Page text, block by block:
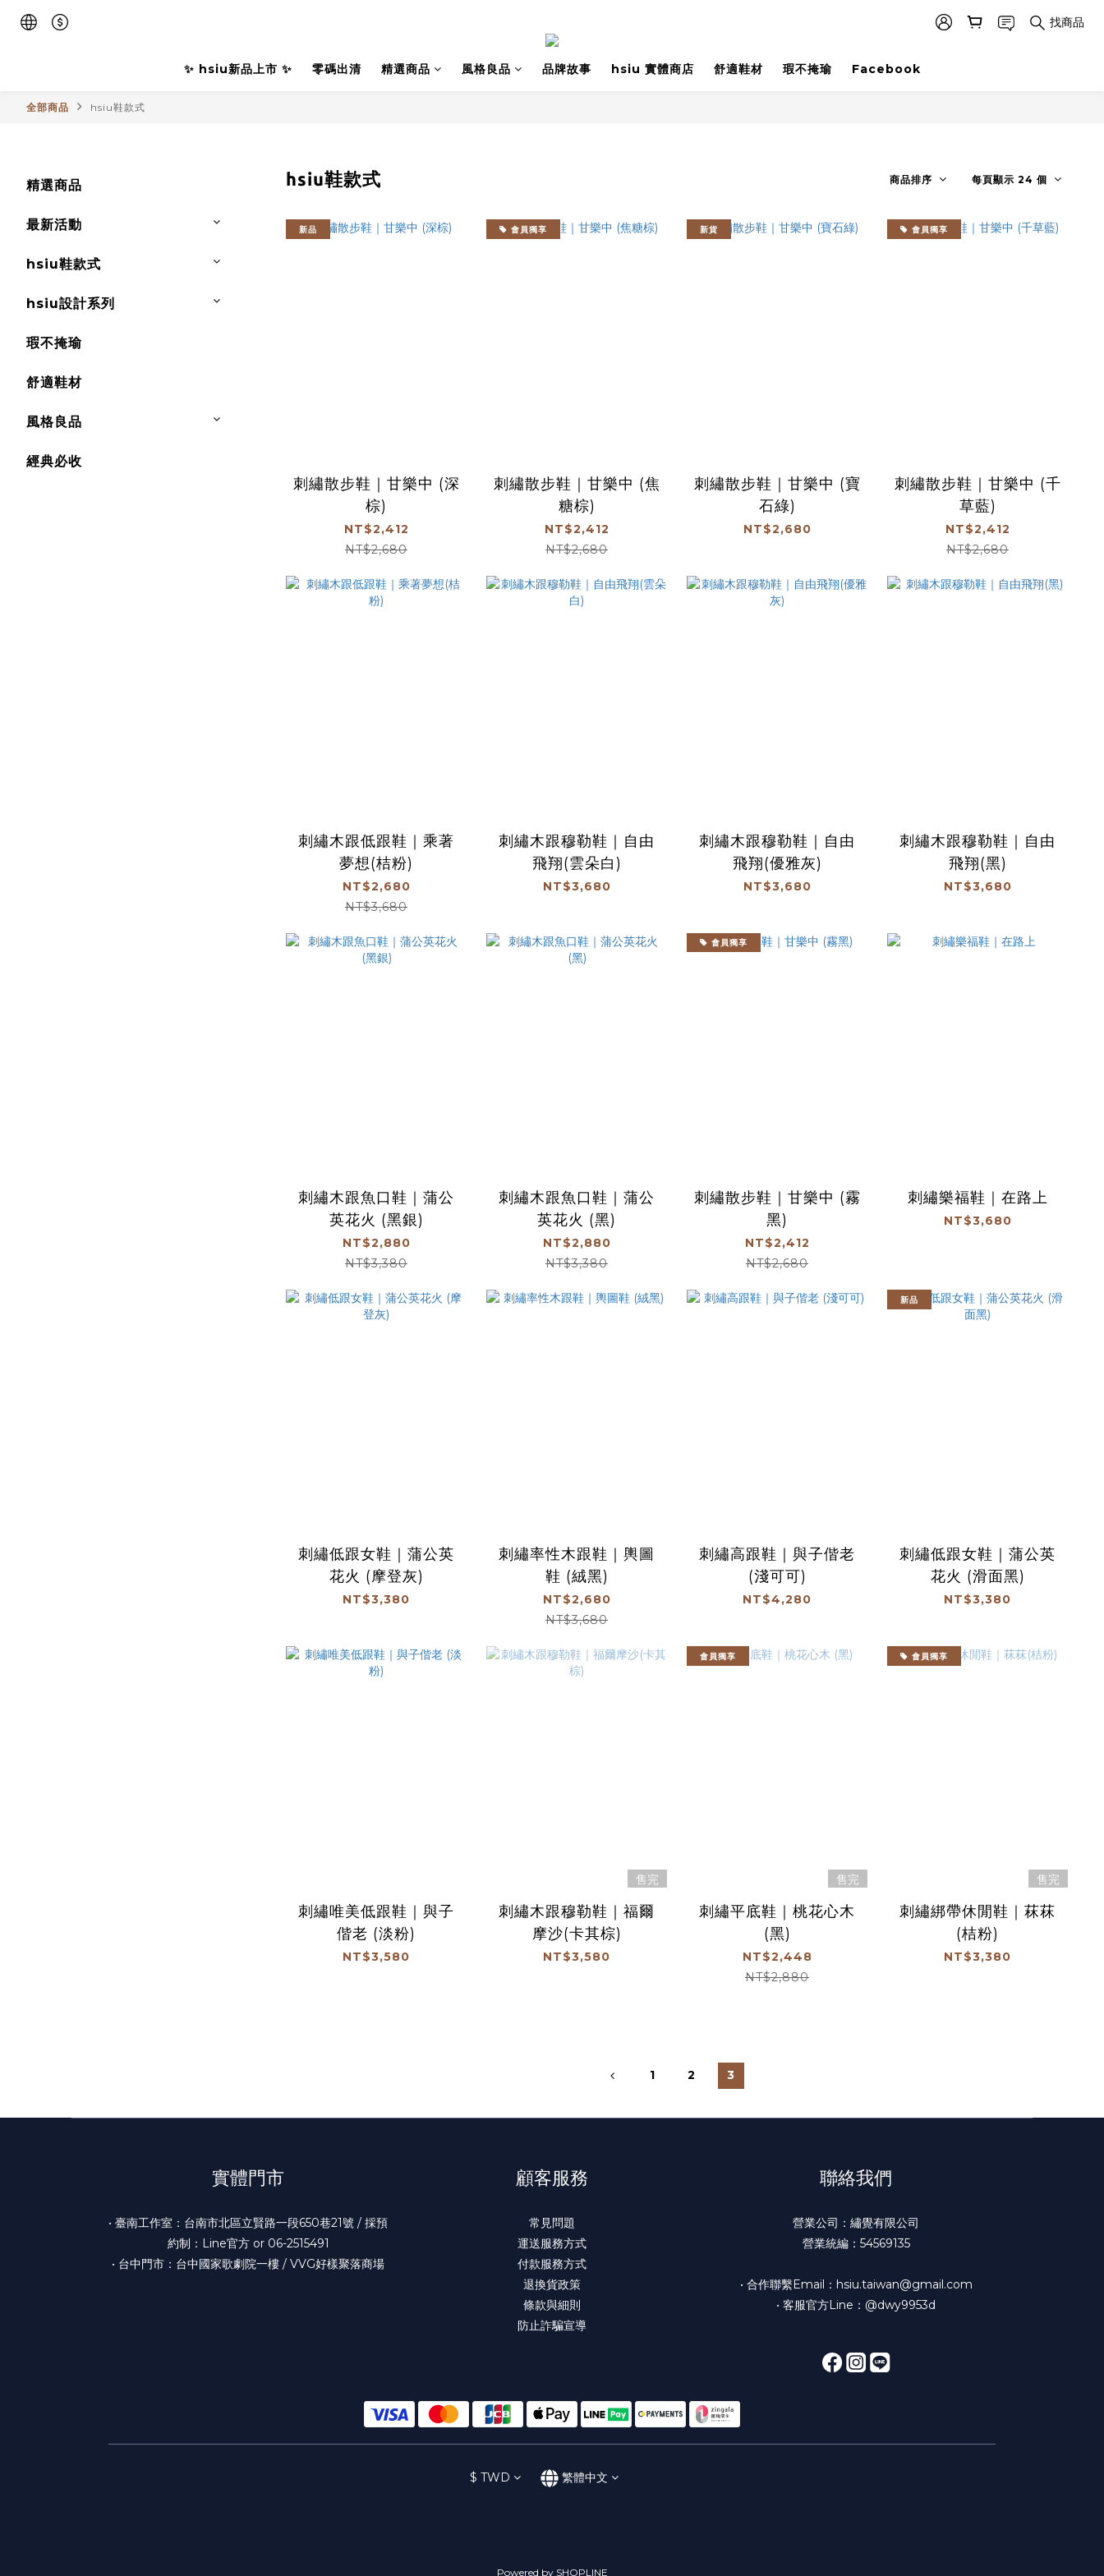
找商品
✨ hsiu新品上市 ✨ 零碼出清 精選商品 風格良品 品牌故事 hsiu 實體商店 舒適鞋材 瑕不掩瑜 Facebook
全部商品 hsiu鞋款式
精選商品
最新活動
hsiu鞋款式
hsiu設計系列
瑕不掩瑜
舒適鞋材
風格良品
經典必收
hsiu鞋款式 商品排序 每頁顯示 24 個
新品
刺繡散步鞋｜甘樂中 (深
棕)
NT$2,412
NT$2,680
會員獨享
刺繡散步鞋｜甘樂中 (焦
糖棕)
NT$2,412
NT$2,680
新貨
刺繡散步鞋｜甘樂中 (寶
石綠)
NT$2,680
會員獨享
刺繡散步鞋｜甘樂中 (千
草藍)
NT$2,412
NT$2,680
刺繡木跟低跟鞋｜乘著
夢想(桔粉)
NT$2,680
NT$3,680
刺繡木跟穆勒鞋｜自由
飛翔(雲朵白)
NT$3,680
刺繡木跟穆勒鞋｜自由
飛翔(優雅灰)
NT$3,680
刺繡木跟穆勒鞋｜自由
飛翔(黑)
NT$3,680
刺繡木跟魚口鞋｜蒲公
英花火 (黑銀)
NT$2,880
NT$3,380
刺繡木跟魚口鞋｜蒲公
英花火 (黑)
NT$2,880
NT$3,380
會員獨享
刺繡散步鞋｜甘樂中 (霧
黑)
NT$2,412
NT$2,680
刺繡樂福鞋｜在路上
NT$3,680
刺繡低跟女鞋｜蒲公英
花火 (摩登灰)
NT$3,380
刺繡率性木跟鞋｜輿圖
鞋 (絨黑)
NT$2,680
NT$3,680
刺繡高跟鞋｜與子偕老
(淺可可)
NT$4,280
新品
刺繡低跟女鞋｜蒲公英
花火 (滑面黑)
NT$3,380
刺繡唯美低跟鞋｜與子
偕老 (淡粉)
NT$3,580
售完
刺繡木跟穆勒鞋｜福爾
摩沙(卡其棕)
NT$3,580
會員獨享
售完
刺繡平底鞋｜桃花心木
(黑)
NT$2,448
NT$2,880
會員獨享
售完
刺繡綁帶休閒鞋｜菻菻
(桔粉)
NT$3,380
1 2 3
實體門市
• 臺南工作室：台南市北區立賢路一段650巷21號 / 採預
約制：Line官方 or 06-2515491
• 台中門市：台中國家歌劇院一樓 / VVG好樣聚落商場
顧客服務
常見問題
運送服務方式
付款服務方式
退換貨政策
條款與細則
防止詐騙宣導
聯絡我們
營業公司：繡覺有限公司
營業統編：54569135
• 合作聯繫Email：hsiu.taiwan@gmail.com
• 客服官方Line：@dwy9953d
$ TWD 繁體中文
Powered by SHOPLINE